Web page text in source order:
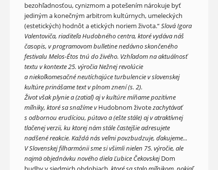
bezohľadnosťou, cynizmom a potešením nárokuje byť
jediným a konečným arbitrom kultúrnych, umeleckých
(estetických) hodnôt a etických noriem života.“Slová Igora
Valentoviča, riaditeľa Hudobného centra, ktoré vydáva náš
časopis, v programovom bulletine nedávno skončeného
festivalu Melos-Étos tnú do živého. Vzhľadom na aktuálnosť
textu v kontexte 25. výročia Nežnej revolúcie
a niekoľkomesačné neutíchajúce turbulencie v slovenskej
kultúre prinášame text v plnom znení (s. 2).
Život však plynie a (zatiaľ) aj v kultúre míňame pozitívne
míľniky, ktoré sa snažíme vHudobnom životezachytávať
s odbornou erudíciou, pútavo a (ešte stále) aj v atraktívnej
tlačenej verzii, ku ktorej nám stále častejšie adresujete
nadšené reakcie. Každá nás veľmi povzbudzuje, ďakujeme...
V Slovenskej filharmónii sme si všimli nielen 75. výročie, ale
najmä objednávku nového diela Ľubice ČekovskejDom